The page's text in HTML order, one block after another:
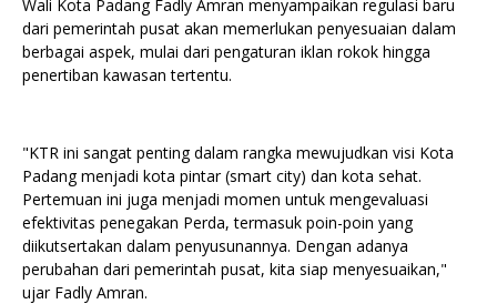
Wali Kota Padang Fadly Amran menyampaikan regulasi baru
dari pemerintah pusat akan memerlukan penyesuaian dalam
berbagai aspek, mulai dari pengaturan iklan rokok hingga
penertiban kawasan tertentu.
"KTR ini sangat penting dalam rangka mewujudkan visi Kota
Padang menjadi kota pintar (smart city) dan kota sehat.
Pertemuan ini juga menjadi momen untuk mengevaluasi
efektivitas penegakan Perda, termasuk poin-poin yang
diikutsertakan dalam penyusunannya. Dengan adanya
perubahan dari pemerintah pusat, kita siap menyesuaikan,"
ujar Fadly Amran.